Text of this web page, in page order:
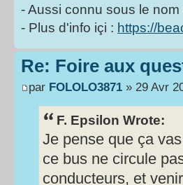
- Aussi connu sous le
- Plus d'info içi : https://
Re: Foire aux
par FOLOLO3871 » 29 Avr
F. Epsilon Wrote:
Je pense que ça
ce bus ne circule
conducteurs, et